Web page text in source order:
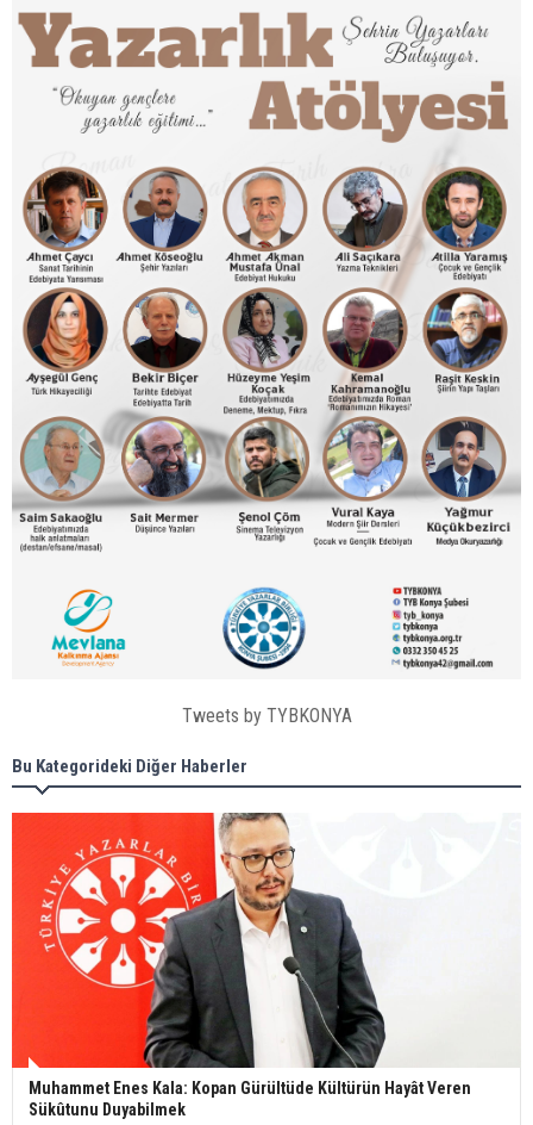
Tweets by TYBKONYA
Bu Kategorideki Diğer Haberler
Muhammet Enes Kala: Kopan Gürültüde Kültürün Hayât Veren
Sükûtunu Duyabilmek